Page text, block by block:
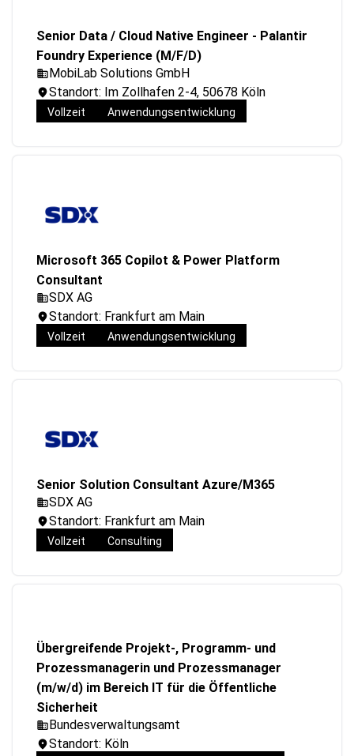
Senior Data / Cloud Native Engineer - Palantir
Foundry Experience (M/F/D)
MobiLab Solutions GmbH
Standort: Im Zollhafen 2-4, 50678 Köln
Vollzeit Anwendungsentwicklung
Microsoft 365 Copilot & Power Platform
Consultant
SDX AG
Standort: Frankfurt am Main
Vollzeit Anwendungsentwicklung
Senior Solution Consultant Azure/M365
SDX AG
Standort: Frankfurt am Main
Vollzeit Consulting
Übergreifende Projekt-, Programm- und
Prozessmanagerin und Prozessmanager
(m/w/d) im Bereich IT für die Öffentliche
Sicherheit
Bundesverwaltungsamt
Standort: Köln